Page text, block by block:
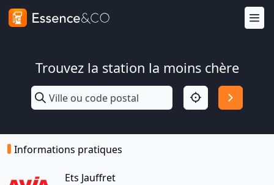
Trouvez la station la moins chère
Informations pratiques
Ets Jauffret